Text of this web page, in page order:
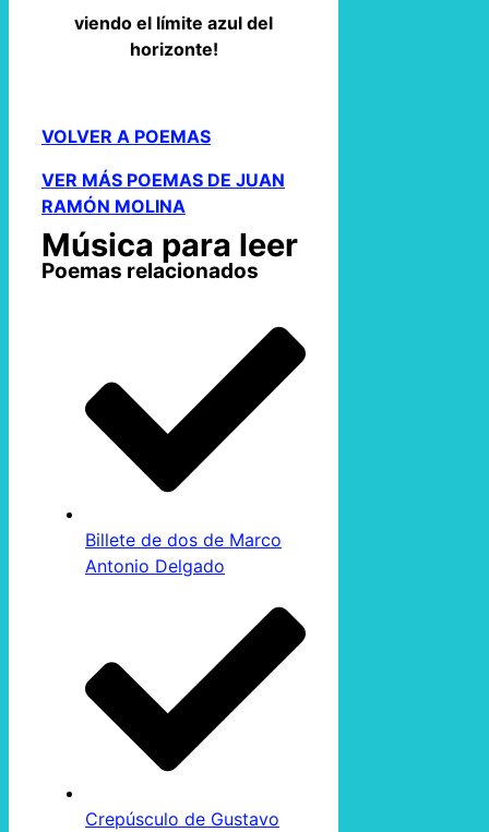
viendo el límite azul del
horizonte!
VOLVER A POEMAS
VER MÁS POEMAS DE JUAN
RAMÓN MOLINA
Música para leer
Poemas relacionados
Billete de dos de Marco
Antonio Delgado
Crepúsculo de Gustavo